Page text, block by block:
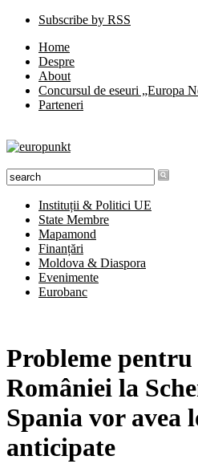
Subscribe by RSS
Home
Despre
About
Concursul de eseuri „Europa
Parteneri
Instituții & Politici UE
State Membre
Mapamond
Finanțări
Moldova & Diaspora
Evenimente
Eurobanc
Probleme pentru
României la
Spania vor avea
anticipate